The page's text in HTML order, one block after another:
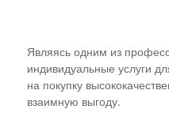
Являясь одним из
индивидуальные услуги
на покупку
взаимную выгоду.